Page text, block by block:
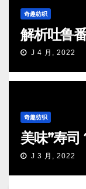
奇趣纺织
解析吐鲁
J 4 月, 2022
奇趣纺织
美味”寿司
J 3 月, 2022